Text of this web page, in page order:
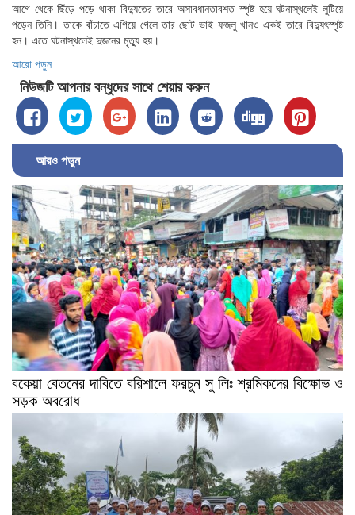
আগে থেকে ছিঁড়ে পড়ে থাকা বিদ্যুতের তারে অসাবধানতাবশত স্পৃষ্ট হয়ে ঘটনাস্থলেই লুটিয়ে
পড়েন তিনি। তাকে বাঁচাতে এগিয়ে গেলে তার ছোট ভাই ফজলু খানও একই তারে বিদ্যুৎস্পৃষ্ট
হন। এতে ঘটনাস্থলেই দুজনের মৃত্যু হয়।
আরো পড়ুন
নিউজটি আপনার বন্ধুদের সাথে শেয়ার করুন
আরও পড়ুন
বকেয়া বেতনের দাবিতে বরিশালে ফরচুন সু লিঃ শ্রমিকদের বিক্ষোভ ও
সড়ক অবরোধ